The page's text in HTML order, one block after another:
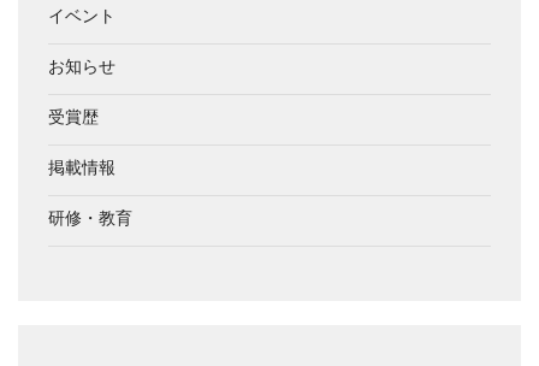
イベント
お知らせ
受賞歴
掲載情報
研修・教育